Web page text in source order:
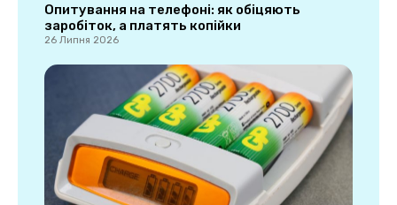
Опитування на телефоні: як обіцяють
заробіток, а платять копійки
26 Липня 2026